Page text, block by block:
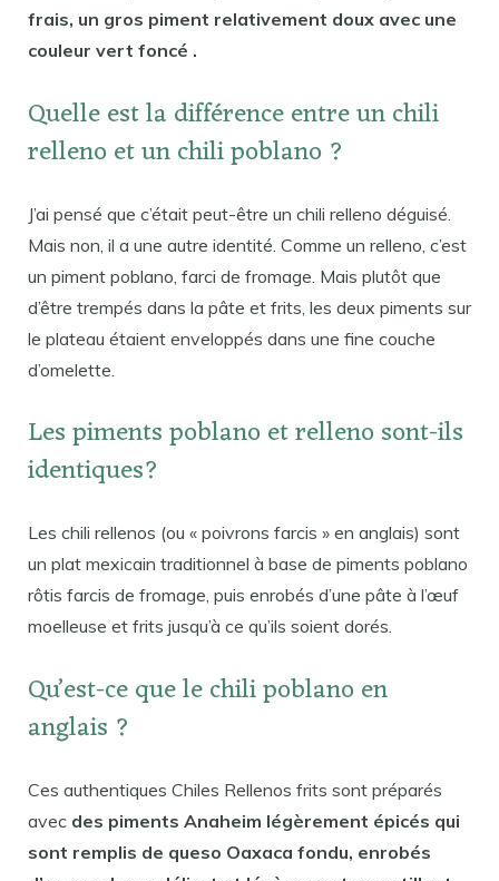
frais, un gros piment relativement doux avec une
couleur vert foncé .
Quelle est la différence entre un chili
relleno et un chili poblano ?
J’ai pensé que c’était peut-être un chili relleno déguisé.
Mais non, il a une autre identité. Comme un relleno, c’est
un piment poblano, farci de fromage. Mais plutôt que
d’être trempés dans la pâte et frits, les deux piments sur
le plateau étaient enveloppés dans une fine couche
d’omelette.
Les piments poblano et relleno sont-ils
identiques?
Les chili rellenos (ou « poivrons farcis » en anglais) sont
un plat mexicain traditionnel à base de piments poblano
rôtis farcis de fromage, puis enrobés d’une pâte à l’œuf
moelleuse et frits jusqu’à ce qu’ils soient dorés.
Qu’est-ce que le chili poblano en
anglais ?
Ces authentiques Chiles Rellenos frits sont préparés
avec des piments Anaheim légèrement épicés qui
sont remplis de queso Oaxaca fondu, enrobés